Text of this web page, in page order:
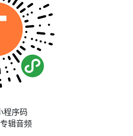
程序码
辑音频